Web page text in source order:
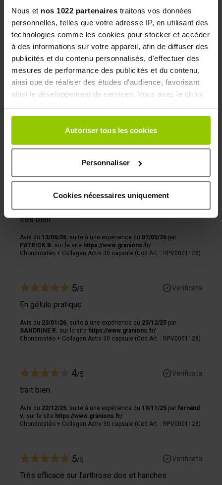
Nous et nos 1022 partenaires traitons vos données
personnelles, telles que votre adresse IP, en utilisant des
technologies comme les cookies pour stocker et accéder
à des informations sur votre appareil, afin de diffuser des
publicités et du contenu personnalisés, d'effectuer des
mesures de performance des publicités et du contenu,
ainsi que de réaliser des études d’audience, favorisant
ainsi le développement de services. Vous avez le choix
Vous pouvez modifier ou retirer votre consentement à
tout moment en consultant la Déclaration relative aux
cookies ou en cliquant sur l'icône de confidentialité.
Si vous le permettez, nous aimerions également :
Collecter des informations sur votre localisation
géographique qui peuvent être précises à plusieurs
(empreintes digitales).
Pour en savoir plus sur le traitement de vos données
votre consentement à tout moment à partir de la
déclaration sur les cookies.
Les cookies nous permettent de personnaliser le contenu
et les annonces, afin de vous offrir des fonctionnalités
informations sur votre utilisation de notre site avec nos
qui peuvent combiner celles-ci avec des informations
autres que vous leur avez fournies par ailleurs ou
collectées lors de votre utilisation de leurs services.
Autoriser tous les cookies
Personnaliser
Cookies nécessaires uniquement
Basé sur43avis soumis à un contrôle
Voir l’attestation de confiance
4 stelle
3 stelle
2 stelle
1 stella
Ordina recensioni
très bien
Avis du 13/06/26 , suite à une expérience du 07/05/26 par
PATRICK B.
sur le site https://www.granions.fr/
Chondrostéo + Collagen Activ 30 capsule (Cod.Art. : RPV0001128)
5/5 Verificata
En gélule pratique
Avis du 23/01/26 , suite à une expérience du 23/12/25 par
SANDRINE R.
sur le site https://www.granions.fr/
Chondrostéo + Collagen Activ 30 capsule (Cod.Art. : RPV0001128)
4/5 Verificata
trait bien
Avis du 22/12/25 , suite à une expérience du 19/11/25 par fernand
v. sur le site https://www.granions.fr/
Chondrostéo + Collagen Activ 30 capsule (Cod.Art. : RPV0001128)
5/5 Verificata
Très efficace sur l’arthrose dos et hanches